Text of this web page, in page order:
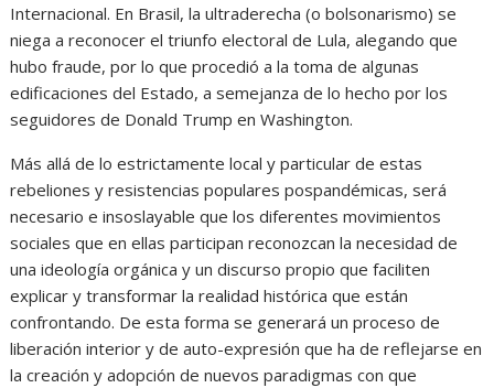
Internacional. En Brasil, la ultraderecha (o bolsonarismo) se
niega a reconocer el triunfo electoral de Lula, alegando que
hubo fraude, por lo que procedió a la toma de algunas
edificaciones del Estado, a semejanza de lo hecho por los
seguidores de Donald Trump en Washington.
Más allá de lo estrictamente local y particular de estas
rebeliones y resistencias populares pospandémicas, será
necesario e insoslayable que los diferentes movimientos
sociales que en ellas participan reconozcan la necesidad de
una ideología orgánica y un discurso propio que faciliten
explicar y transformar la realidad histórica que están
confrontando. De esta forma se generará un proceso de
liberación interior y de auto-expresión que ha de reflejarse en
la creación y adopción de nuevos paradigmas con que